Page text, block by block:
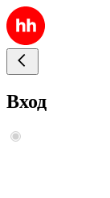
Вход